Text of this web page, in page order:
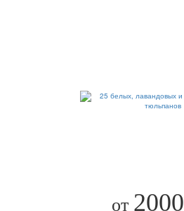
от 2000